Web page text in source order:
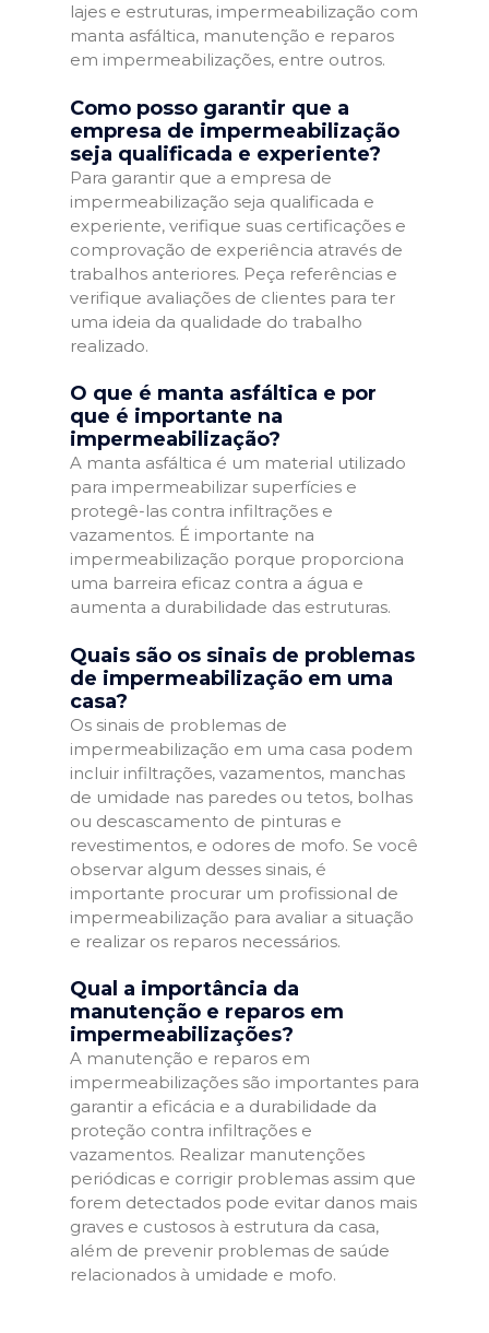
lajes e estruturas, impermeabilização com
manta asfáltica, manutenção e reparos
em impermeabilizações, entre outros.
Como posso garantir que a
empresa de impermeabilização
seja qualificada e experiente?
Para garantir que a empresa de
impermeabilização seja qualificada e
experiente, verifique suas certificações e
comprovação de experiência através de
trabalhos anteriores. Peça referências e
verifique avaliações de clientes para ter
uma ideia da qualidade do trabalho
realizado.
O que é manta asfáltica e por
que é importante na
impermeabilização?
A manta asfáltica é um material utilizado
para impermeabilizar superfícies e
protegê-las contra infiltrações e
vazamentos. É importante na
impermeabilização porque proporciona
uma barreira eficaz contra a água e
aumenta a durabilidade das estruturas.
Quais são os sinais de problemas
de impermeabilização em uma
casa?
Os sinais de problemas de
impermeabilização em uma casa podem
incluir infiltrações, vazamentos, manchas
de umidade nas paredes ou tetos, bolhas
ou descascamento de pinturas e
revestimentos, e odores de mofo. Se você
observar algum desses sinais, é
importante procurar um profissional de
impermeabilização para avaliar a situação
e realizar os reparos necessários.
Qual a importância da
manutenção e reparos em
impermeabilizações?
A manutenção e reparos em
impermeabilizações são importantes para
garantir a eficácia e a durabilidade da
proteção contra infiltrações e
vazamentos. Realizar manutenções
periódicas e corrigir problemas assim que
forem detectados pode evitar danos mais
graves e custosos à estrutura da casa,
além de prevenir problemas de saúde
relacionados à umidade e mofo.